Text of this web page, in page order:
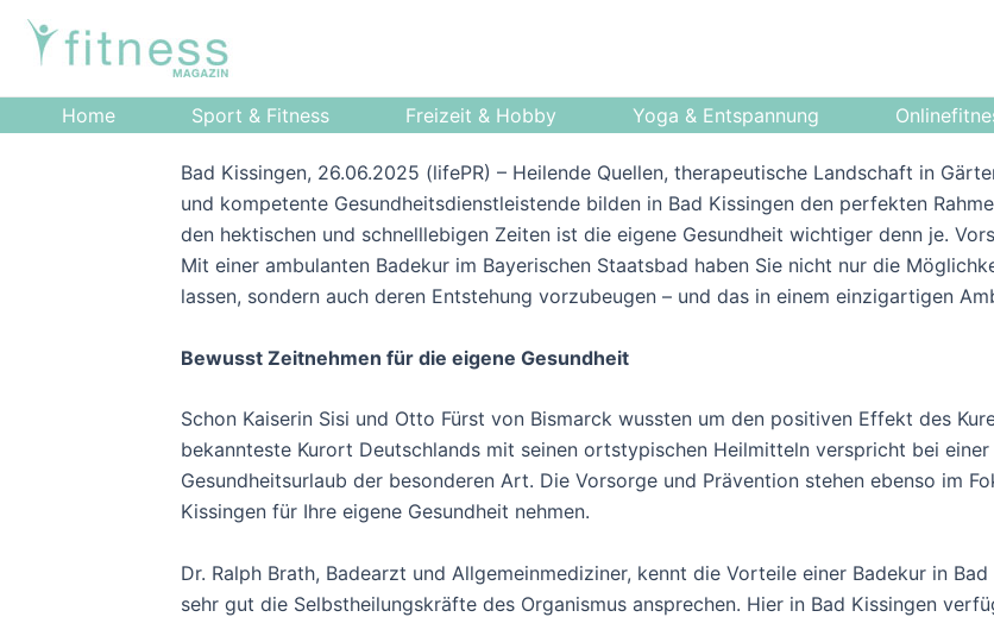
Zum
Inhalt
Home
Sport & Fitness Freizeit & Hobby Yoga & Entspannung
Bad Kissingen, 26.06.2025 (lifePR) – Heilende Quellen, therapeutische Landschaft in
und kompetente Gesundheitsdienstleistende bilden in Bad Kissingen den perfekten
den hektischen und schnelllebigen Zeiten ist die eigene Gesundheit wichtiger denn je.
Mit einer ambulanten Badekur im Bayerischen Staatsbad haben Sie nicht nur die
lassen, sondern auch deren Entstehung vorzubeugen – und das in einem einzigartigen
Bewusst Zeitnehmen für die eigene Gesundheit
Schon Kaiserin Sisi und Otto Fürst von Bismarck wussten um den positiven Effekt des
bekannteste Kurort Deutschlands mit seinen ortstypischen Heilmitteln verspricht bei
Gesundheitsurlaub der besonderen Art. Die Vorsorge und Prävention stehen ebenso im
Kissingen für Ihre eigene Gesundheit nehmen.
Dr. Ralph Brath, Badearzt und Allgemeinmediziner, kennt die Vorteile einer Badekur in
sehr gut die Selbstheilungskräfte des Organismus ansprechen. Hier in Bad Kissingen
navigation